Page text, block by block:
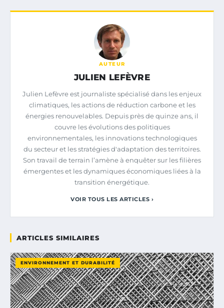
AUTEUR
JULIEN LEFÈVRE
Julien Lefèvre est journaliste spécialisé dans les enjeux
climatiques, les actions de réduction carbone et les
énergies renouvelables. Depuis près de quinze ans, il
couvre les évolutions des politiques
environnementales, les innovations technologiques
du secteur et les stratégies d'adaptation des territoires.
Son travail de terrain l’amène à enquêter sur les filières
émergentes et les dynamiques économiques liées à la
transition énergétique.
VOIR TOUS LES ARTICLES ›
ARTICLES SIMILAIRES
ENVIRONNEMENT ET DURABILITÉ